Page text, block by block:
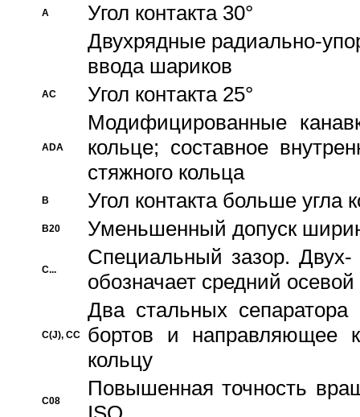
A
Угол контакта 30°
Двухрядные радиально-
ввода шариков
AC Угол контакта 25°
ADA
Модифицированные
кольце; составное
стяжного кольца
B Угол контакта больше угла
B20 Уменьшенный допуск
C...
Специальный зазор.
обозначает средний
C(J), CC
Два стальных сепаратора
бортов и направляющее
кольцу
C08
Повышенная точность